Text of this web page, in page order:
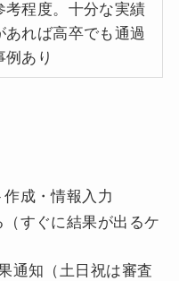
考程度。十分な実績
あれば高卒でも通過
例あり
成・情報入力
すぐに結果が出るケ
通知（土日祝は審査